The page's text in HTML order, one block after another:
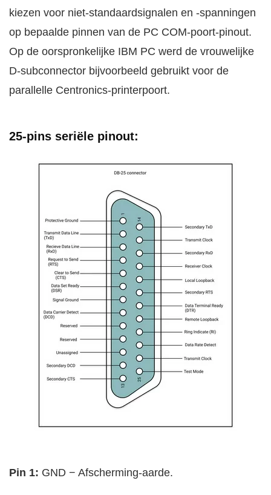
kiezen voor niet-standaardsignalen en -spanningen
op bepaalde pinnen van de PC COM-poort-pinout.
Op de oorspronkelijke IBM PC werd de vrouwelijke
D-subconnector bijvoorbeeld gebruikt voor de
parallelle Centronics-printerpoort.
25-pins seriële pinout:
Pin 1: GND − Afscherming-aarde.